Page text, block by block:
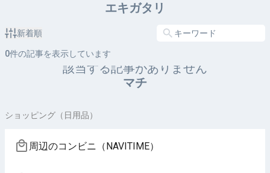
エキガタリ
新着順
0件の記事を表示しています
該当する記事がありません
マチ
ショッピング（日用品）
周辺のコンビニ（NAVITIME）